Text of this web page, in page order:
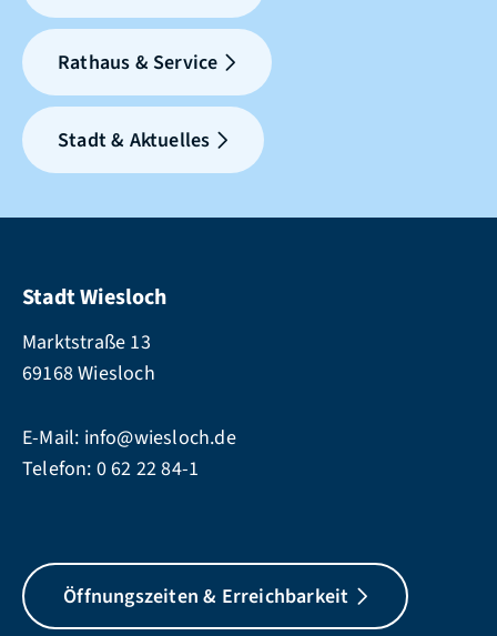
Rathaus & Service
Stadt & Aktuelles
Stadt Wiesloch
Marktstraße 13
69168 Wiesloch
E-Mail: info@wiesloch.de
Telefon: 0 62 22 84-1
Öffnungszeiten & Erreichbarkeit